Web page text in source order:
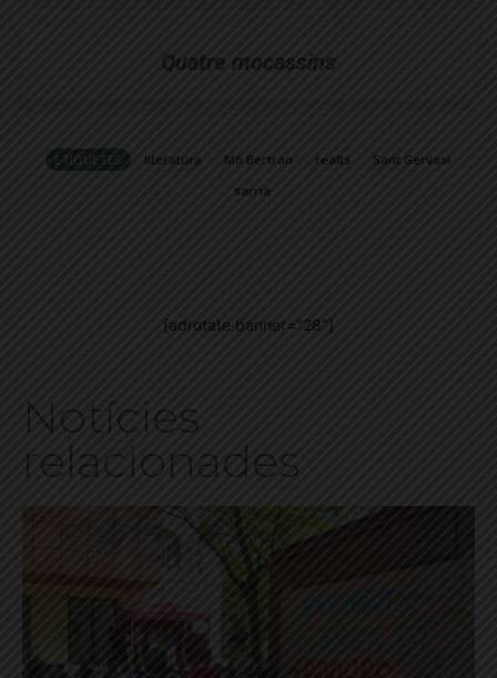
Quatre mocassins
ETIQUETES literatura Mò Bertran realts
Sant Gervasi
sarria
[adrotate banner="28"]
Notícies
relacionades